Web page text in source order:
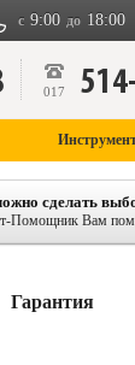
с 9:00 до 18:00
017
сделать
Помощник Вам
Гарантия